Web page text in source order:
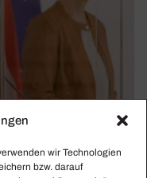
wir Technologien
bzw. darauf